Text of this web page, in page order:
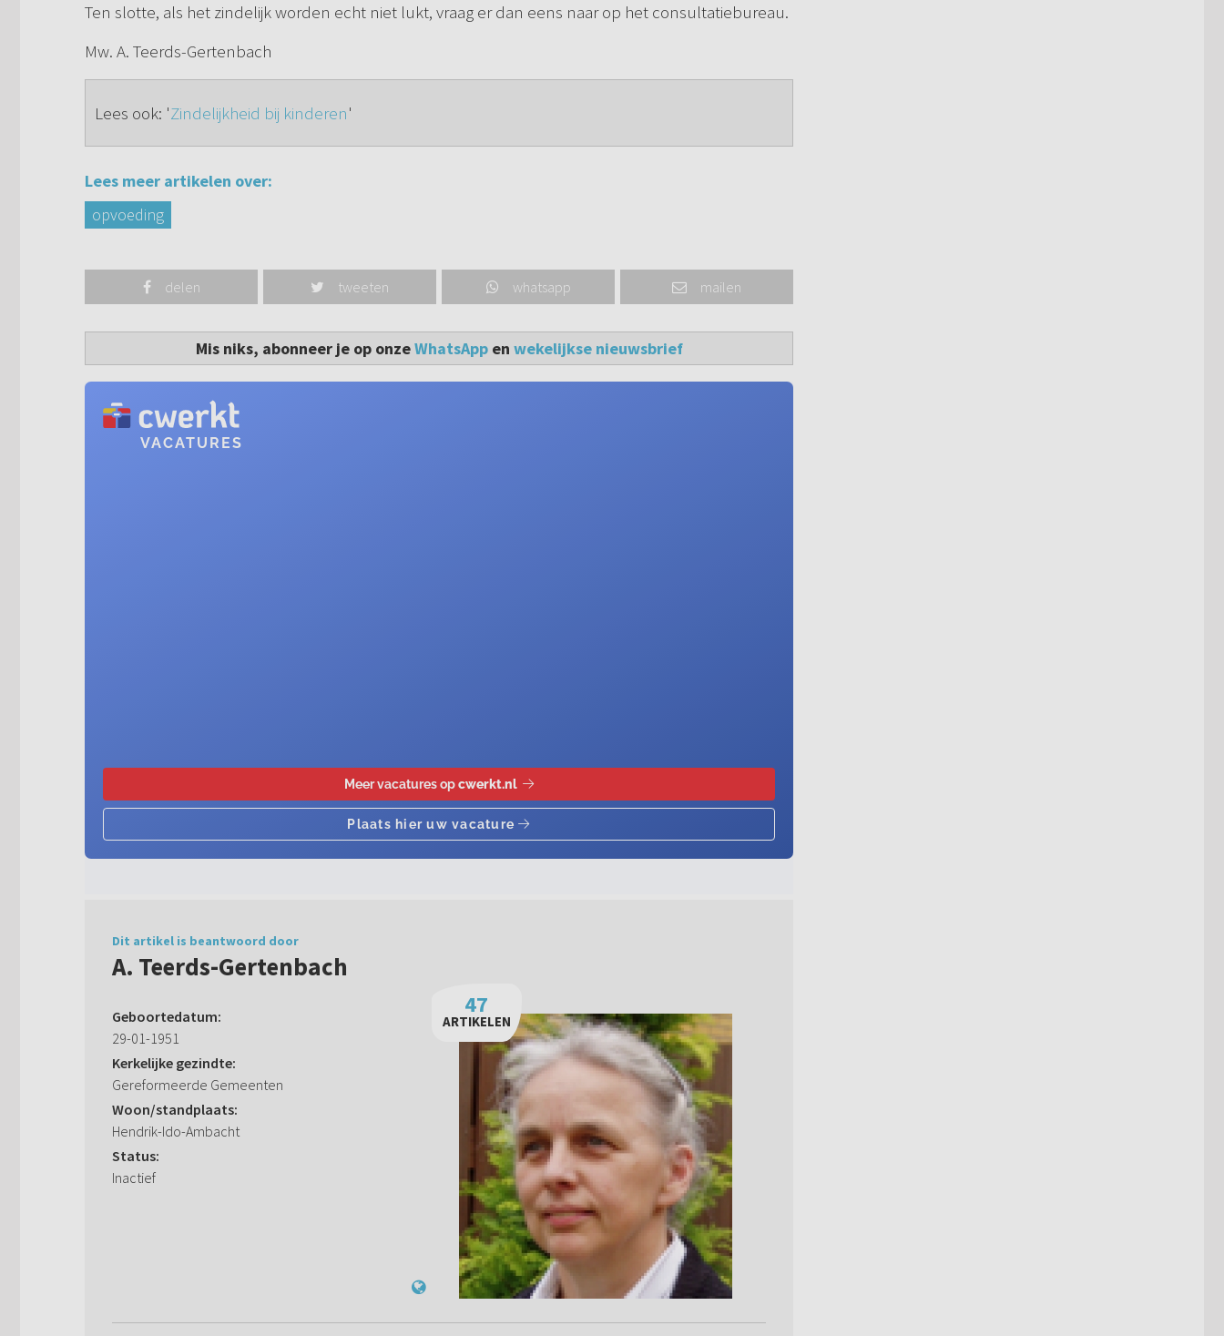
Ten slotte, als het zindelijk worden echt niet lukt, vraag er dan eens naar op het consultatiebureau.
Mw. A. Teerds-Gertenbach
Lees ook: 'Zindelijkheid bij kinderen'
Lees meer artikelen over:
opvoeding
delen tweeten whatsapp mailen
Mis niks, abonneer je op onzeWhatsAppen wekelijkse nieuwsbrief
Dit artikel is beantwoord door
A. Teerds-Gertenbach
Geboortedatum:
29-01-1951
Kerkelijke gezindte:
Gereformeerde Gemeenten
Woon/standplaats:
Hendrik-Ido-Ambacht
Status:
Inactief
47
ARTIKELEN